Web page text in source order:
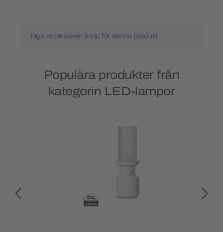
Inga recensioner ännu för denna produkt.
Populära produkter från
kategorin LED-lampor